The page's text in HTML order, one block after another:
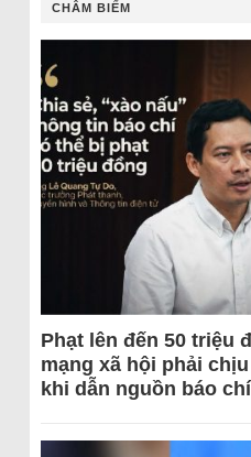
CHÂM BIẾM
Phạt lên đến 50 triệu
mạng xã hội phải
khi dẫn nguồn báo chí